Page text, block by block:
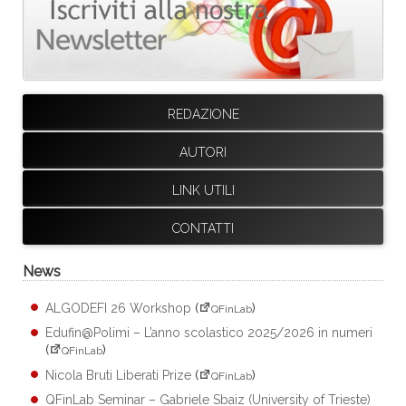
REDAZIONE
AUTORI
LINK UTILI
CONTATTI
News
ALGODEFI 26 Workshop ( QFinLab)
Edufin@Polimi – L’anno scolastico 2025/2026 in numeri
(
QFinLab)
Nicola Bruti Liberati Prize ( QFinLab)
QFinLab Seminar – Gabriele Sbaiz (University of Trieste)